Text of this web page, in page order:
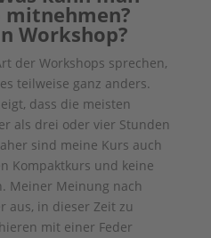
Workshop?
der Workshops sprechen,
teilweise ganz anders.
dass die meisten
als drei oder vier Stunden
sind meine Kurs auch
Kompaktkurs und keine
Meiner Meinung nach
aus, in dieser Zeit zu
mit einer Feder